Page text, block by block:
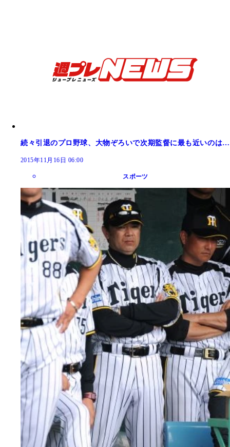
続々引退のプロ野球、大物ぞろいで次期監督に最も近いのは…
2015年11月16日 06:00
スポーツ